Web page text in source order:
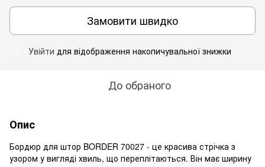
Замовити швидко
Увійти для відображення накопичувальної знижки
До обраного
Опис
Бордюр для штор BORDER 70027 - це красива стрічка з
узором у вигляді хвиль, що переплітаються. Він має ширину